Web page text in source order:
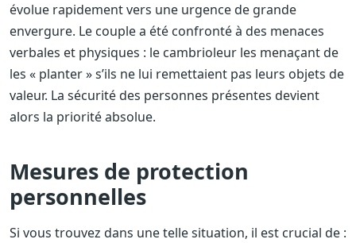
évolue rapidement vers une urgence de grande
envergure. Le couple a été confronté à des menaces
verbales et physiques : le cambrioleur les menaçant de
les « planter » s’ils ne lui remettaient pas leurs objets de
valeur. La sécurité des personnes présentes devient
alors la priorité absolue.
Mesures de protection
personnelles
Si vous trouvez dans une telle situation, il est crucial de :